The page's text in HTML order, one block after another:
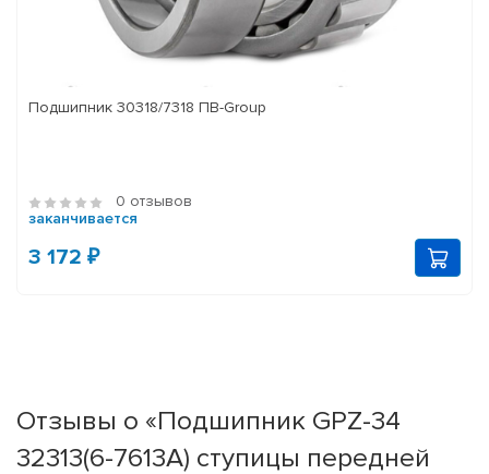
Подшипник 30318/7318 ПВ-Group
0 отзывов
заканчивается
3 172 ₽
Отзывы о «Подшипник GPZ-34
32313(6-7613A) ступицы передней